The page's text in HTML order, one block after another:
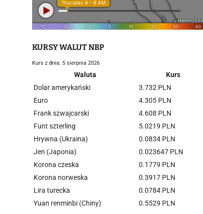
KURSY WALUT NBP
Kurs z dnia: 5 sierpnia 2026
Waluta
Kurs
Dolar amerykański
3.732 PLN
Euro
4.305 PLN
Frank szwajcarski
4.608 PLN
Funt szterling
5.0219 PLN
Hrywna (Ukraina)
0.0834 PLN
Jen (Japonia)
0.023647 PLN
Korona czeska
0.1779 PLN
Korona norweska
0.3917 PLN
Lira turecka
0.0784 PLN
Yuan renminbi (Chiny)
0.5529 PLN